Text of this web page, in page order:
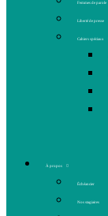
Femmes de parole
Liberté de presse
Cahiers spéciaux
À propos
Échéancier
Nos stagiaires